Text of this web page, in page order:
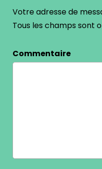
Votre adresse de
Tous les champs sont
Commentaire